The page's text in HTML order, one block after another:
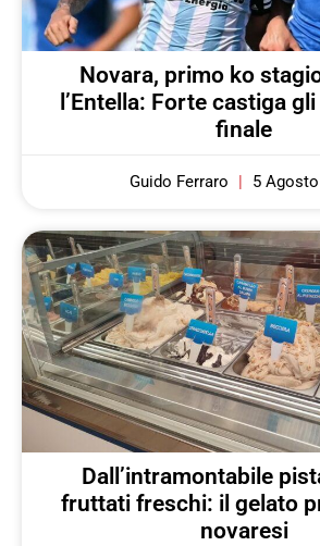
Novara, primo ko
l’Entella: Forte castiga
finale
Guido Ferraro 5
Dall’intramontabile
fruttati freschi: il gelato
novaresi